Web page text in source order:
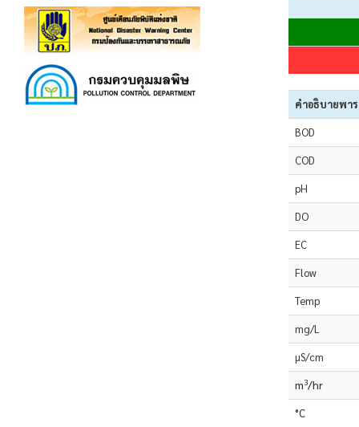
คำอธิบายพา
BOD
COD
pH
DO
EC
Flow
Temp
mg/L
µS/cm
m3/hr
°C